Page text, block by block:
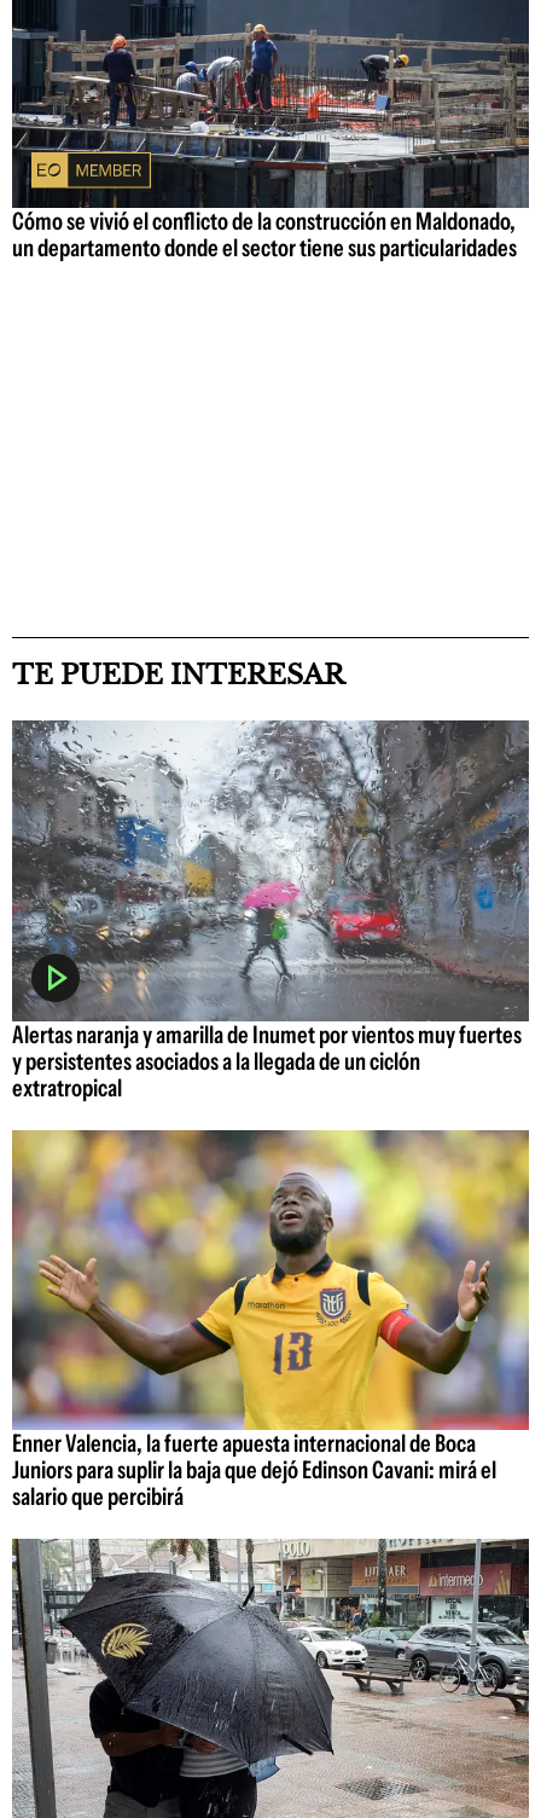
Cómo se vivió el conflicto de la construcción en Maldonado,
un departamento donde el sector tiene sus particularidades
TE PUEDE INTERESAR
Alertas naranja y amarilla de Inumet por vientos muy fuertes
y persistentes asociados a la llegada de un ciclón
extratropical
Enner Valencia, la fuerte apuesta internacional de Boca
Juniors para suplir la baja que dejó Edinson Cavani: mirá el
salario que percibirá